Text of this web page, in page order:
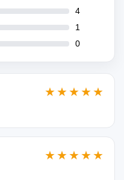
4
1
0
★★★★★
★★★★★